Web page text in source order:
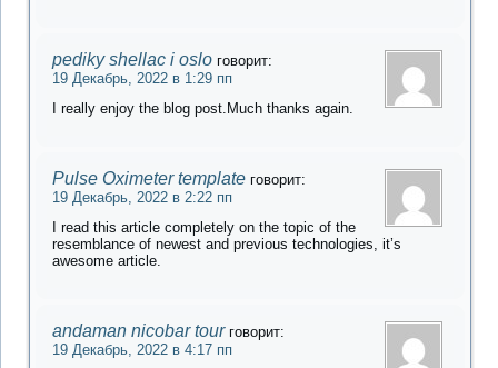
pediky shellac i oslo говорит:
19 Декабрь, 2022 в 1:29 пп
I really enjoy the blog post.Much thanks again.
Pulse Oximeter template говорит:
19 Декабрь, 2022 в 2:22 пп
I read this article completely on the topic of the
resemblance of newest and previous technologies, it’s
awesome article.
andaman nicobar tour говорит:
19 Декабрь, 2022 в 4:17 пп